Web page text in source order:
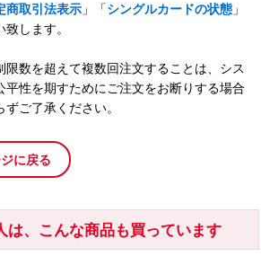
商取引法表示 」「シングルカードの状態 」
します。
限数を超えて複数回注文することは、シス
平性を期すためにご注文をお断りする場合
ご了承ください。
に戻る
は、こんな商品も買っています